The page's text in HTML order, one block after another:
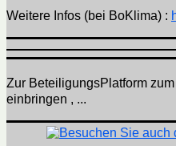
Weitere Infos (bei BoKlima) :
Zur BeteiligungsPlatform
einbringen , ...